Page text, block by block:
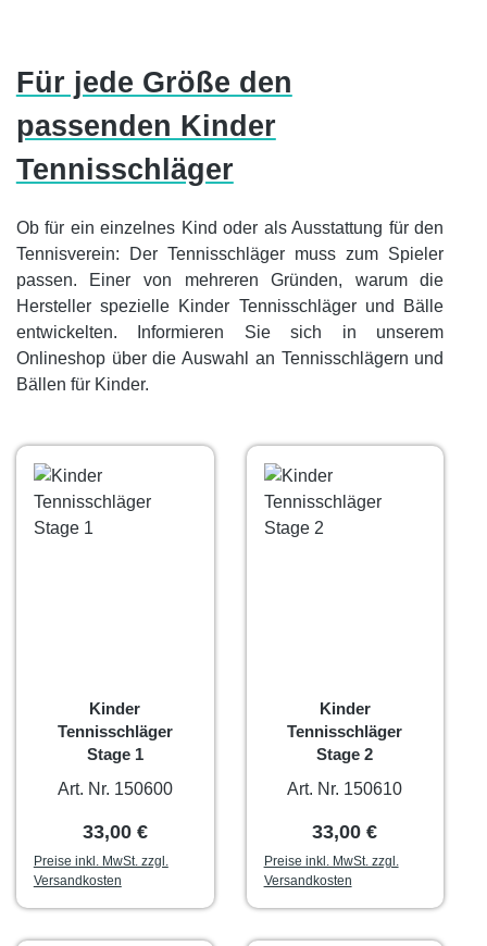
Für jede Größe den
passenden Kinder
Tennisschläger
Ob für ein einzelnes Kind oder als Ausstattung für den
Tennisverein: Der Tennisschläger muss zum Spieler
passen. Einer von mehreren Gründen, warum die
Hersteller spezielle Kinder Tennisschläger und Bälle
entwickelten. Informieren Sie sich in unserem
Onlineshop über die Auswahl an Tennisschlägern und
Bällen für Kinder.
Kinder
Tennisschläger
Stage 1
Art. Nr. 150600
Regulärer Preis:
33,00 €
Preise inkl. MwSt. zzgl.
Versandkosten
Kinder
Tennisschläger
Stage 2
Art. Nr. 150610
Regulärer Preis:
33,00 €
Preise inkl. MwSt. zzgl.
Versandkosten